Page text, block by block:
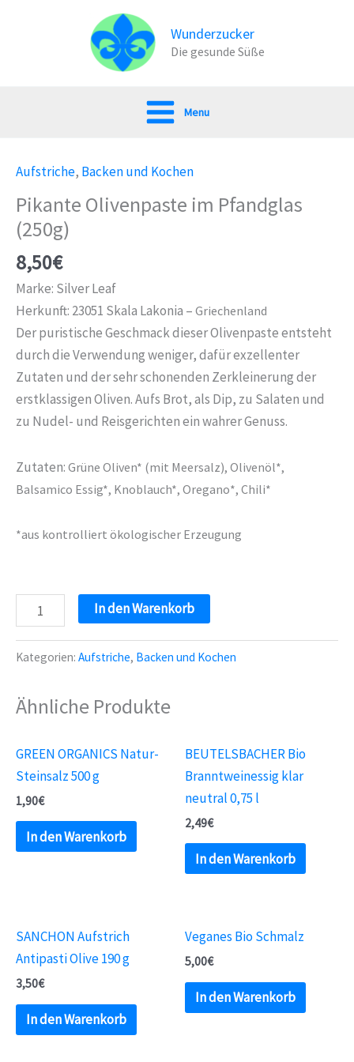
Wunderzucker
Die gesunde Süße
Menu
Aufstriche, Backen und Kochen
Pikante Olivenpaste im Pfandglas
(250g)
8,50€
Marke: Silver Leaf
Herkunft: 23051 Skala Lakonia – Griechenland
Der puristische Geschmack dieser Olivenpaste entsteht
durch die Verwendung weniger, dafür exzellenter
Zutaten und der sehr schonenden Zerkleinerung der
erstklassigen Oliven. Aufs Brot, als Dip, zu Salaten und
zu Nudel- und Reisgerichten ein wahrer Genuss.
Zutaten: Grüne Oliven* (mit Meersalz), Olivenöl*,
Balsamico Essig*, Knoblauch*, Oregano*, Chili*
*aus kontrolliert ökologischer Erzeugung
Pikante
Olivenpaste
im
(250g)
Menge
In den Warenkorb
Kategorien: Aufstriche, Backen und Kochen
Ähnliche Produkte
GREEN ORGANICS Natur-
Steinsalz 500 g
1,90€
In den Warenkorb
BEUTELSBACHER Bio
Branntweinessig klar
neutral 0,75 l
2,49€
In den Warenkorb
SANCHON Aufstrich
Antipasti Olive 190 g
3,50€
In den Warenkorb
Veganes Bio Schmalz
5,00€
In den Warenkorb